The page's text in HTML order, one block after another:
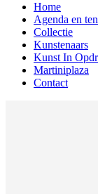
Home
Agenda en
Collectie
Kunstenaars
Kunst In
Martiniplaza
Contact